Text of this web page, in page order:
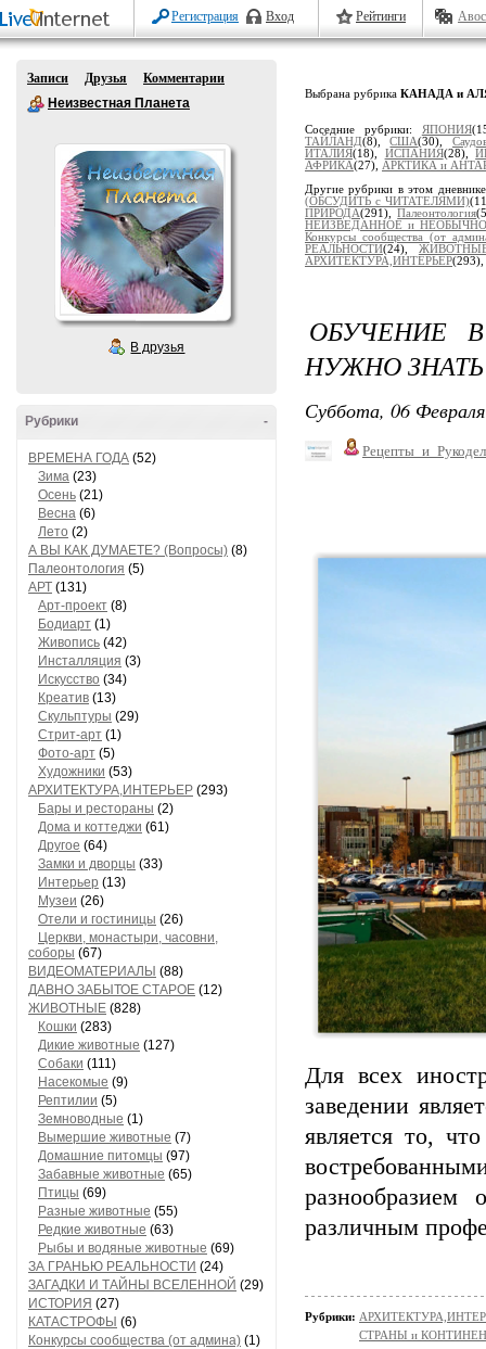
Регистрация Вход Рейтинги
Записи Друзья
Комментарии
Неизвестная Планета
В друзья
-
Рубрики
ВРЕМЕНА ГОДА (52)
Зима (23)
Осень (21)
Весна (6)
Лето (2)
А ВЫ КАК ДУМАЕТЕ? (Вопросы) (8)
Палеонтология (5)
АРТ (131)
Арт-проект (8)
Бодиарт (1)
Живопись (42)
Инсталляция (3)
Искусство (34)
Креатив (13)
Скульптуры (29)
Стрит-арт (1)
Фото-арт (5)
Художники (53)
АРХИТЕКТУРА,ИНТЕРЬЕР (293)
Бары и рестораны (2)
Дома и коттеджи (61)
Другое (64)
Замки и дворцы (33)
Интерьер (13)
Музеи (26)
Отели и гостиницы (26)
Церкви, монастыри, часовни,
соборы (67)
ВИДЕОМАТЕРИАЛЫ (88)
ДАВНО ЗАБЫТОЕ СТАРОЕ (12)
ЖИВОТНЫЕ (828)
Кошки (283)
Дикие животные (127)
Собаки (111)
Насекомые (9)
Рептилии (5)
Земноводные (1)
Вымершие животные (7)
Домашние питомцы (97)
Забавные животные (65)
Птицы (69)
Разные животные (55)
Редкие животные (63)
Рыбы и водяные животные (69)
ЗА ГРАНЬЮ РЕАЛЬНОСТИ (24)
ЗАГАДКИ И ТАЙНЫ ВСЕЛЕННОЙ (29)
ИСТОРИЯ (27)
КАТАСТРОФЫ (6)
Конкурсы сообщества (от админа) (1)
Выбрана рубрика КАНАДА и
Соседние рубрики: ЯПОНИЯ
ТАЙЛАНД(8),США(30),
ИТАЛИЯ(18), ИСПАНИЯ(28),
АФРИКА(27), АРКТИКА и
Другие рубрики в этом
(ОБСУДИТЬ с ЧИТАТЕЛЯМИ)
ПРИРОДА(291),Палеонтология
НЕИЗВЕДАННОЕ и
Конкурсы сообщества (от
РЕАЛЬНОСТИ(24),
АРХИТЕКТУРА,ИНТЕРЬЕР(293),
ОБУЧЕНИЕ
НУЖНО ЗНАТЬ
Суббота, 06
Для всех
заведении
является то,
различным
Рубрики:
СТРАНЫ и